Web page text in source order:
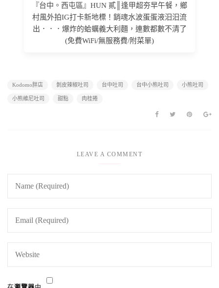
『台中。西屯區』HUN 貳║逢甲超夯早午餐，鄉
村風外拍IG打卡新地標！銷魂水波蛋蛋液汨汨流
出．．．爆炸的蛤蠣義大利麵，連數都數不清了
(免費WiFi/無服務費/附菜單)
Kodomo胖店 剝皮辣椒吐司 台中吐司 台中小熊吐司 小熊吐司
小熊維尼吐司 甜點 肉桂捲
LEAVE A COMMENT